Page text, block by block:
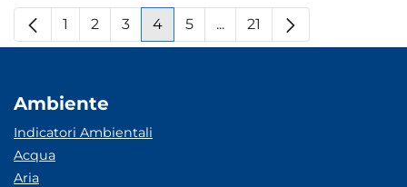
Pagina
1 Pagina
2 Pagina
3 Pagina
4 Pagina
5 ...Pagine intermedie
Pagina
21
Ambiente
Indicatori Ambientali
Acqua
Aria